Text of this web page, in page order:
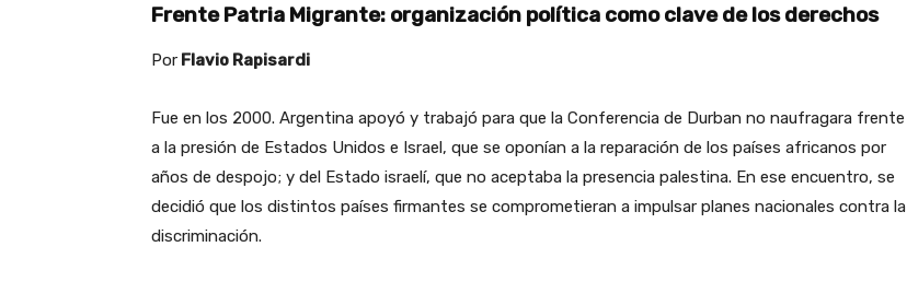
Frente Patria Migrante: organización política como clave de los derechos
Por Flavio Rapisardi
Fue en los 2000. Argentina apoyó y trabajó para que la Conferencia de Durban no naufragara frente
a la presión de Estados Unidos e Israel, que se oponían a la reparación de los países africanos por
años de despojo; y del Estado israelí, que no aceptaba la presencia palestina. En ese encuentro, se
decidió que los distintos países firmantes se comprometieran a impulsar planes nacionales contra la
discriminación.